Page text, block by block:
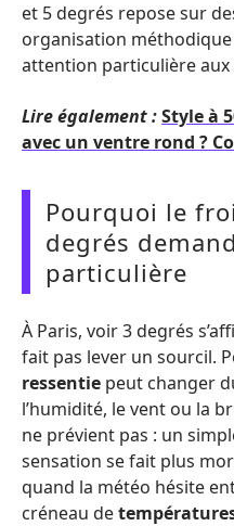
et 5 degrés repose sur
organisation
attention particulière
Lire également :Style à
avec un ventre rond ?
Pourquoi le
degrés
particulière
À Paris, voir 3 degrés
fait pas lever un sourcil.
ressentie peut changer
l’humidité, le vent ou la
ne prévient pas : un
sensation se fait plus
quand la météo hésite
créneau de